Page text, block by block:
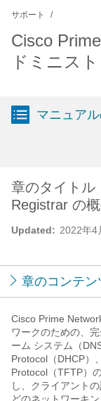
サポート
Cisco
ドミニス
マニュア
Updated: 2022年4
章のタイトル
Registrar の
章のコンテン
Cisco Prime
ワークのための、
ーム システム（
Protocol（DHCP）
Protocol（TFTP）
し、クライアント